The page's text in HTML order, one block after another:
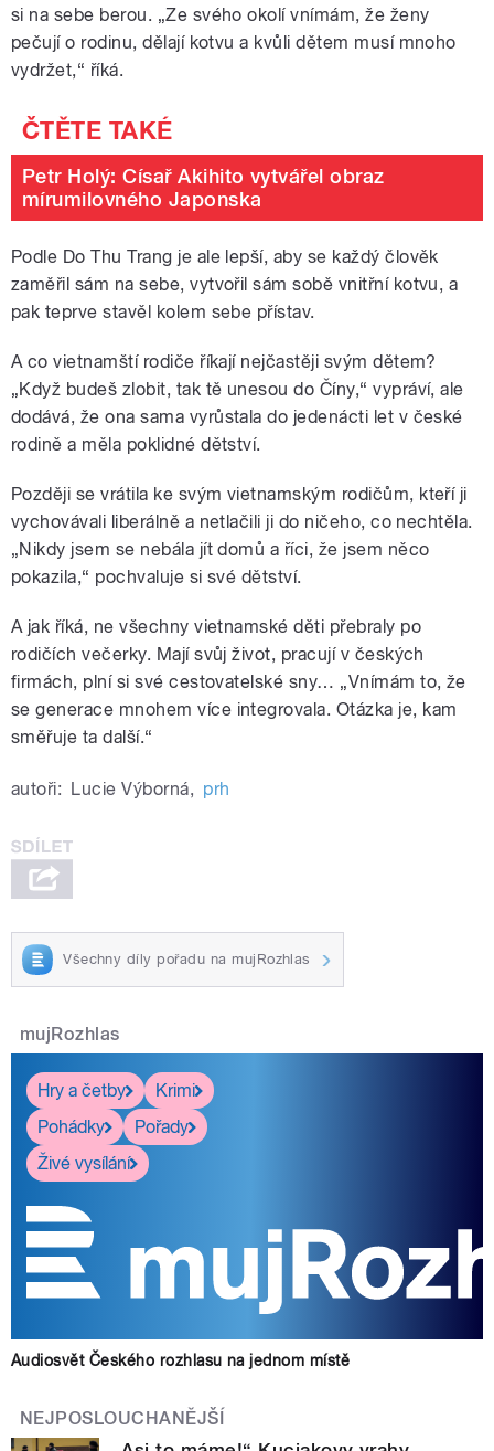
si na sebe berou. „Ze svého okolí vnímám, že ženy
pečují o rodinu, dělají kotvu a kvůli dětem musí mnoho
vydržet,“ říká.
Petr Holý: Císař Akihito vytvářel obraz
mírumilovného Japonska
Podle Do Thu Trang je ale lepší, aby se každý člověk
zaměřil sám na sebe, vytvořil sám sobě vnitřní kotvu, a
pak teprve stavěl kolem sebe přístav.
A co vietnamští rodiče říkají nejčastěji svým dětem?
„Když budeš zlobit, tak tě unesou do Číny,“ vypráví, ale
dodává, že ona sama vyrůstalado jedenácti let v české
rodině a měla poklidné dětství.
Později se vrátila ke svým vietnamským rodičům, kteří ji
vychovávali liberálně a netlačili ji do ničeho, co nechtěla.
„Nikdy jsem se nebála jít domů a říci, že jsem něco
pokazila,“ pochvaluje si své dětství.
A jak říká, ne všechny vietnamské děti přebraly po
rodičích večerky. Mají svůj život, pracují v českých
firmách, plní si své cestovatelské sny… „Vnímám to, že
se generace mnohem více integrovala. Otázka je, kam
směřuje ta další.“
autoři: Lucie Výborná, prh
Všechny díly pořadu na mujRozhlas
mujRozhlas
Hry a četby
Krimi
Pohádky
Pořady
Živé vysílání
Audiosvět Českého rozhlasu na jednom místě
NEJPOSLOUCHANĚJŠÍ